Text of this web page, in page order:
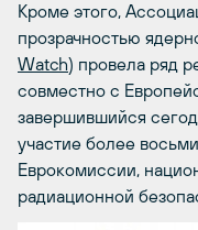
Кроме этого,
прозрачностью
Watch) провела ряд
совместно с
завершившийся
участие более
Еврокомиссии,
радиационной